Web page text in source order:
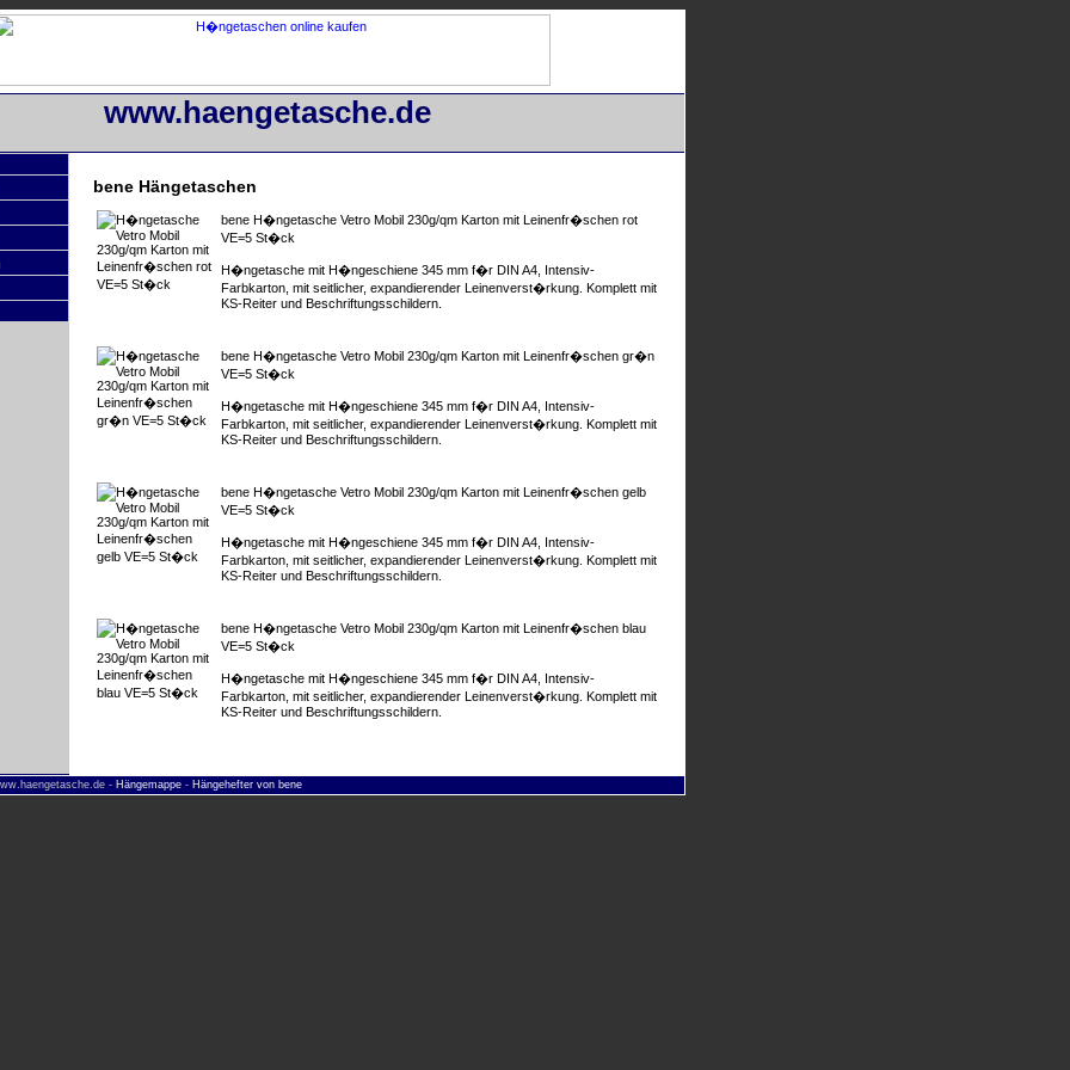
www.haengetasche.de
bene Hängetaschen
bene H�ngetasche Vetro Mobil 230g/qm Karton mit Leinenfr�schen rot
VE=5 St�ck
H�ngetasche mit H�ngeschiene 345 mm f�r DIN A4, Intensiv-
Farbkarton, mit seitlicher, expandierender Leinenverst�rkung. Komplett mit
KS-Reiter und Beschriftungsschildern.
bene H�ngetasche Vetro Mobil 230g/qm Karton mit Leinenfr�schen gr�n
VE=5 St�ck
H�ngetasche mit H�ngeschiene 345 mm f�r DIN A4, Intensiv-
Farbkarton, mit seitlicher, expandierender Leinenverst�rkung. Komplett mit
KS-Reiter und Beschriftungsschildern.
bene H�ngetasche Vetro Mobil 230g/qm Karton mit Leinenfr�schen gelb
VE=5 St�ck
H�ngetasche mit H�ngeschiene 345 mm f�r DIN A4, Intensiv-
Farbkarton, mit seitlicher, expandierender Leinenverst�rkung. Komplett mit
KS-Reiter und Beschriftungsschildern.
bene H�ngetasche Vetro Mobil 230g/qm Karton mit Leinenfr�schen blau
VE=5 St�ck
H�ngetasche mit H�ngeschiene 345 mm f�r DIN A4, Intensiv-
Farbkarton, mit seitlicher, expandierender Leinenverst�rkung. Komplett mit
KS-Reiter und Beschriftungsschildern.
- Hängemappe - Hängehefter von bene